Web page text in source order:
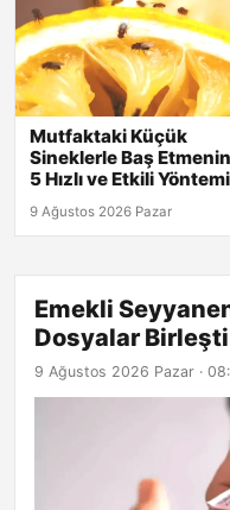
Mutfaktaki Küçük
Sineklerle Baş Etmenin
5 Hızlı ve Etkili
9 Ağustos 2026 Pazar
Emekli
Dosyalar
9 Ağustos 2026 Pazar ·